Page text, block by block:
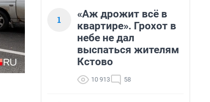
1
«Аж дрожит всё в
квартире». Грохот в
небе не дал
выспаться жителям
Кстово
10 913 58